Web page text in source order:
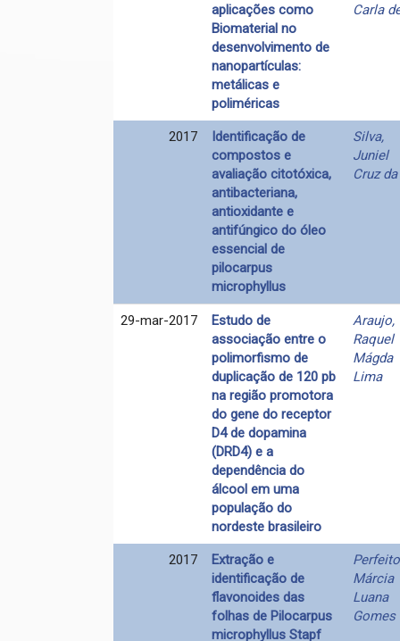
aplicações como
Biomaterial no
desenvolvimento de
nanopartículas:
metálicas e
poliméricas
Carla
2017
Identificação de
compostos e
avaliação citotóxica,
antibacteriana,
antioxidante e
antifúngico do óleo
essencial de
pilocarpus
microphyllus
Silva,
Juniel
Cruz da
29-mar-2017
Estudo de
associação entre o
polimorfismo de
duplicação de 120 pb
na região promotora
do gene do receptor
D4 de dopamina
(DRD4) e a
dependência do
álcool em uma
população do
nordeste brasileiro
Araujo,
Raquel
Mágda
Lima
2017
Extração e
identificação de
flavonoides das
folhas de Pilocarpus
microphyllus Stapf
Márcia
Luana
Gomes